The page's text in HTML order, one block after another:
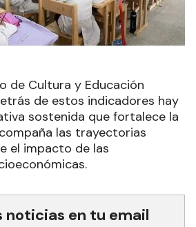
de Cultura y Educación
de estos indicadores hay
sostenida que fortalece la
las trayectorias
el impacto de las
noticias en tu email